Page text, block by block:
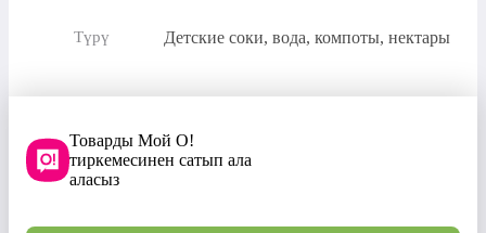
Түрү Детские соки, вода, компоты, нектары
Товарды Мой О!
тиркемесинен сатып ала
аласыз